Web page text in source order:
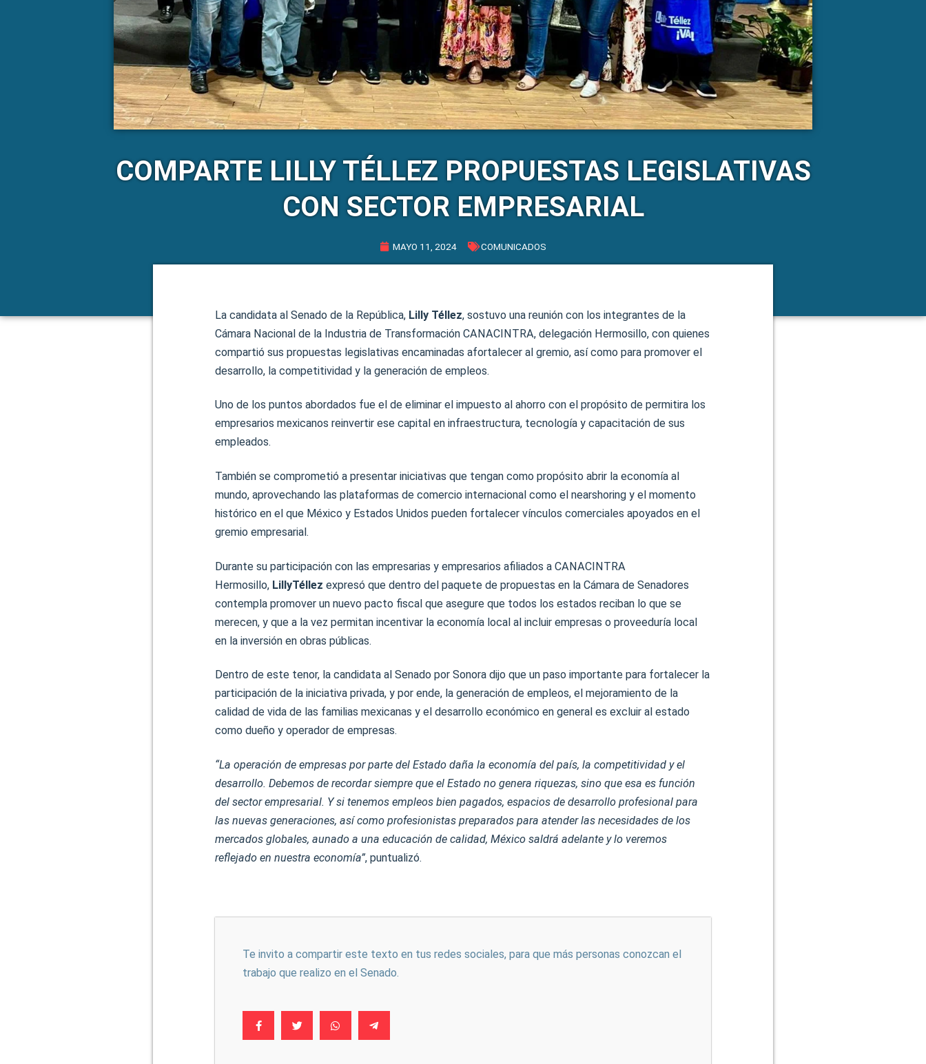
COMPARTE LILLY TÉLLEZ PROPUESTAS LEGISLATIVAS
CON SECTOR EMPRESARIAL
MAYO 11, 2024 COMUNICADOS
La candidata al Senado de la República, Lilly Téllez, sostuvo una reunión con los integrantes de la
Cámara Nacional de la Industria de Transformación CANACINTRA, delegación Hermosillo, con quienes
compartió sus propuestas legislativas encaminadas afortalecer al gremio, así como para promover el
desarrollo, la competitividad y la generación de empleos.
Uno de los puntos abordados fue el de eliminar el impuesto al ahorro con el propósito de permitira los
empresarios mexicanos reinvertir ese capital en infraestructura, tecnología y capacitación de sus
empleados.
También se comprometió a presentar iniciativas que tengan como propósito abrir la economía al
mundo, aprovechando las plataformas de comercio internacional como el nearshoring y el momento
histórico en el que México y Estados Unidos pueden fortalecer vínculos comerciales apoyados en el
gremio empresarial.
Durante su participación con las empresarias y empresarios afiliados a CANACINTRA
Hermosillo, LillyTéllez expresó que dentro del paquete de propuestas en la Cámara de Senadores
contempla promover un nuevo pacto fiscal que asegure que todos los estados reciban lo que se
merecen, y que a la vez permitan incentivar la economía local al incluir empresas o proveeduría local
en la inversión en obras públicas.
Dentro de este tenor, la candidata al Senado por Sonora dijo que un paso importante para fortalecer la
participación de la iniciativa privada, y por ende, la generación de empleos, el mejoramiento de la
calidad de vida de las familias mexicanas y el desarrollo económico en general es excluir al estado
como dueño y operador de empresas.
“La operación de empresas por parte del Estado daña la economía del país, la competitividad y el
desarrollo. Debemos de recordar siempre que el Estado no genera riquezas, sino que esa es función
del sector empresarial. Y si tenemos empleos bien pagados, espacios de desarrollo profesional para
las nuevas generaciones, así como profesionistas preparados para atender las necesidades de los
mercados globales, aunado a una educación de calidad, México saldrá adelante y lo veremos
reflejado en nuestra economía”, puntualizó.
Te invito a compartir este texto en tus redes sociales, para que más personas conozcan el
trabajo que realizo en el Senado.